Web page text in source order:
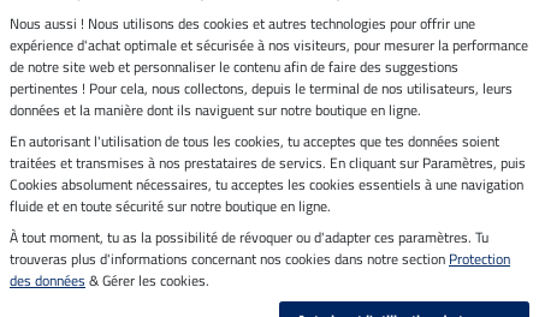
Boutique climatiquement
neutre
Livraison par
Paiement sécurisé
Mentions légales
Nous aussi ! Nous utilisons des cookies et autres technologies pour offrir une
expérience d'achat optimale et sécurisée à nos visiteurs, pour mesurer la performance
de notre site web et personnaliser le contenu afin de faire des suggestions
pertinentes ! Pour cela, nous collectons, depuis le terminal de nos utilisateurs, leurs
données et la manière dont ils naviguent sur notre boutique en ligne.
En autorisant l'utilisation de tous les cookies, tu acceptes que tes données soient
traitées et transmises à nos prestataires de servics. En cliquant sur Paramètres, puis
Cookies absolument nécessaires, tu acceptes les cookies essentiels à une navigation
fluide et en toute sécurité sur notre boutique en ligne.
À tout moment, tu as la possibilité de révoquer ou d'adapter ces paramètres. Tu
trouveras plus d'informations concernant nos cookies dans notre section Protection
des données & Gérer les cookies.